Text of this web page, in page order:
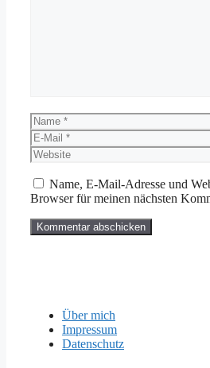
Name
Name, E-Mail-Adresse und
Browser für meinen nächsten
Über mich
Impressum
Datenschutz